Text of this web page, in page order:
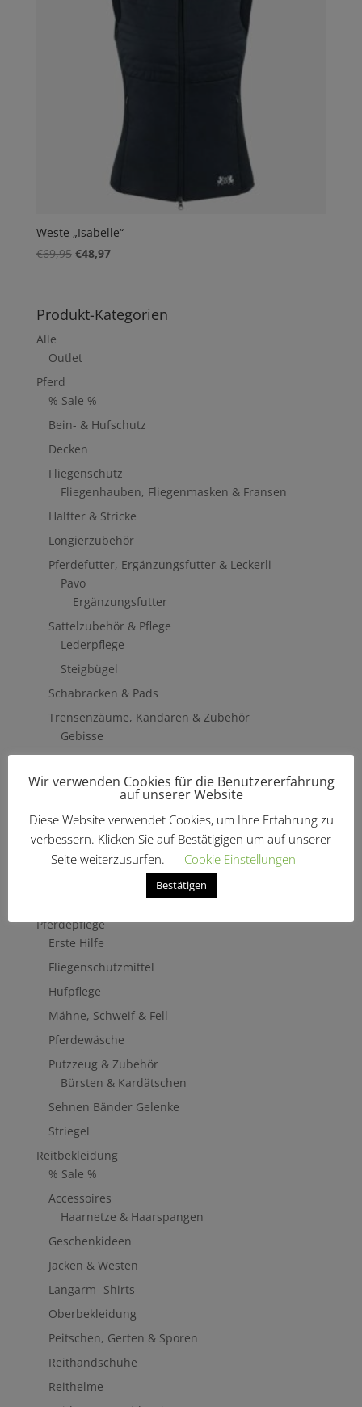
Weste „Isabelle“
€69,95 Ursprünglicher
€69,95
€48,97Aktueller
€48,97.
Produkt-Kategorien
Alle
Outlet
Pferd
% Sale %
Bein- & Hufschutz
Decken
Fliegenschutz
Fliegenhauben, Fliegenmasken & Fransen
Halfter & Stricke
Longierzubehör
Pferdefutter, Ergänzungsfutter & Leckerli
Pavo
Ergänzungsfutter
Sattelzubehör & Pflege
Lederpflege
Steigbügel
Schabracken & Pads
Trensenzäume, Kandaren & Zubehör
Gebisse
Hilfszügel
Trensenzäume
Zaumbaukasten
Stirnriemen
Pferdepflege
Erste Hilfe
Fliegenschutzmittel
Hufpflege
Mähne, Schweif & Fell
Pferdewäsche
Putzzeug & Zubehör
Bürsten & Kardätschen
Sehnen Bänder Gelenke
Striegel
Reitbekleidung
% Sale %
Accessoires
Haarnetze & Haarspangen
Geschenkideen
Jacken & Westen
Langarm- Shirts
Oberbekleidung
Peitschen, Gerten & Sporen
Reithandschuhe
Reithelme
Wir verwenden Cookies für die Benutzererfahrung
auf unserer Website
Diese Website verwendet Cookies, um Ihre Erfahrung zu
verbessern. Klicken Sie auf Bestätigigen um auf unserer
Seite weiterzusurfen.
Cookie Einstellungen
Bestätigen